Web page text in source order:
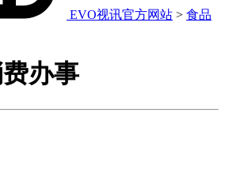
EVO视讯官方网站 > 食品
办事